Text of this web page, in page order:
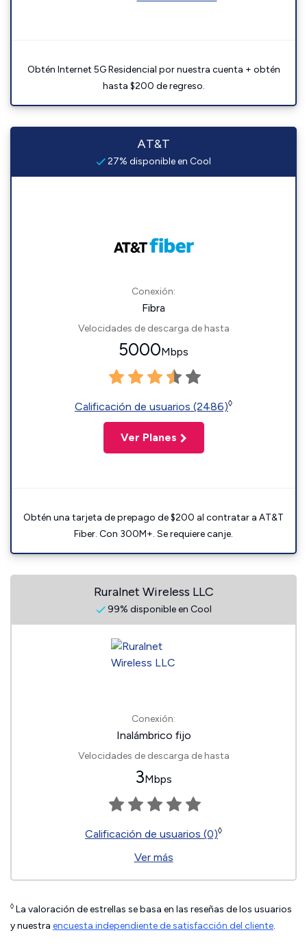
Obtén Internet 5G Residencial por nuestra cuenta + obtén
hasta $200 de regreso.
AT&T
27% disponible en Cool
Conexión:
Fibra
Velocidades de descarga de hasta
5000Mbps
Calificación de usuarios (2486)◊
Ver Planes
Obtén una tarjeta de prepago de $200 al contratar a AT&T
Fiber. Con 300M+. Se requiere canje.
Ruralnet Wireless LLC
99% disponible en Cool
Conexión:
Inalámbrico fijo
Velocidades de descarga de hasta
3Mbps
Calificación de usuarios (0)◊
Ver más
◊ La valoración de estrellas se basa en las reseñas de los usuarios
y nuestra encuesta independiente de satisfacción del cliente.